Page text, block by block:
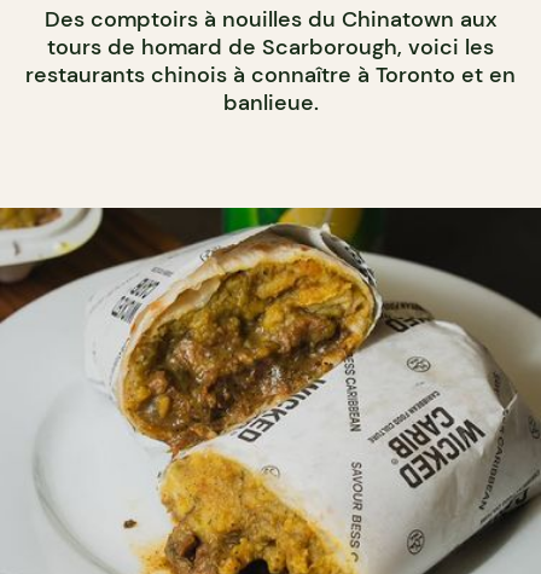
Des comptoirs à nouilles du Chinatown aux
tours de homard de Scarborough, voici les
restaurants chinois à connaître à Toronto et en
banlieue.